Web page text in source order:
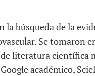
búsqueda de la
Se tomaron
literatura científica
académico,